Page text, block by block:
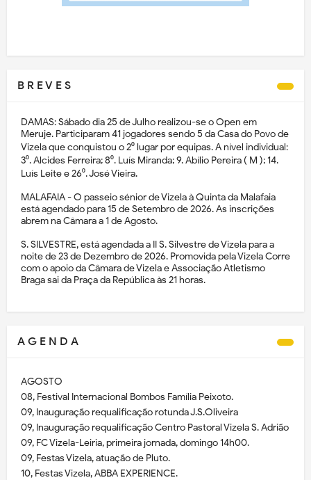
B R E V E S
DAMAS: Sábado dia 25 de Julho realizou-se o Open em
Meruje. Participaram 41 jogadores sendo 5 da Casa do Povo de
Vizela que conquistou o 2⁰ lugar por equipas. A nível individual:
3⁰. Alcides Ferreira; 8⁰. Luís Miranda; 9. Abílio Pereira ( M ); 14.
Luís Leite e 26⁰. José Vieira.
MALAFAIA - O passeio sénior de Vizela à Quinta da Malafaia
está agendado para 15 de Setembro de 2026. As inscrições
abrem na Câmara a 1 de Agosto.
S. SILVESTRE, está agendada a II S. Silvestre de Vizela para a
noite de 23 de Dezembro de 2026. Promovida pela Vizela Corre
com o apoio da Câmara de Vizela e Associação Atletismo
Braga sai da Praça da República às 21 horas.
A G E N D A
AGOSTO
08, Festival Internacional Bombos Família Peixoto.
09, Inauguração requalificação rotunda J.S.Oliveira
09, Inauguração requalificação Centro Pastoral Vizela S. Adrião
09, FC Vizela-Leiria, primeira jornada, domingo 14h00.
09, Festas Vizela, atuação de Pluto.
10, Festas Vizela, ABBA EXPERIENCE.